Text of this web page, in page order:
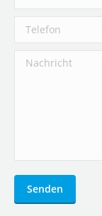
Telefon
Nachricht
Senden